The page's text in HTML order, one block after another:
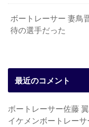
ボートレーサー 妻鳥
待の選手だった
最近のコメント
ボートレーサー佐藤
イケメンボートレーサ